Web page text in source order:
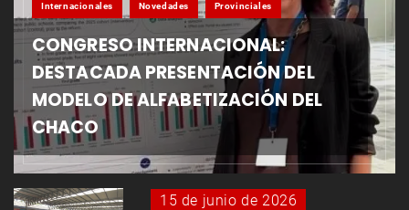
Internacionales Novedades Provinciales
CONGRESO INTERNACIONAL:
DESTACADA PRESENTACIÓN DEL
MODELO DE ALFABETIZACIÓN DEL
CHACO
15 de junio de 2026